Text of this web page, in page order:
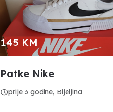
145 KM
Patke Nike
scheduleprije 3 godine, Bijeljina